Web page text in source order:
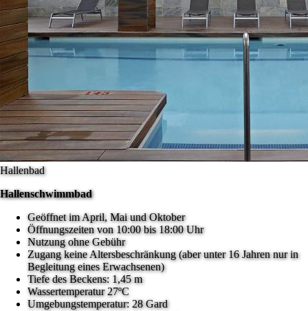
Hallenbad
Hallenschwimmbad
Geöffnet im April, Mai und Oktober
Öffnungszeiten von 10:00 bis 18:00 Uhr
Nutzung ohne Gebühr
Zugang keine Altersbeschränkung (aber unter 16 Jahren nur in
Begleitung eines Erwachsenen)
Tiefe des Beckens: 1,45 m
Wassertemperatur 27ºC
Umgebungstemperatur: 28 Gard